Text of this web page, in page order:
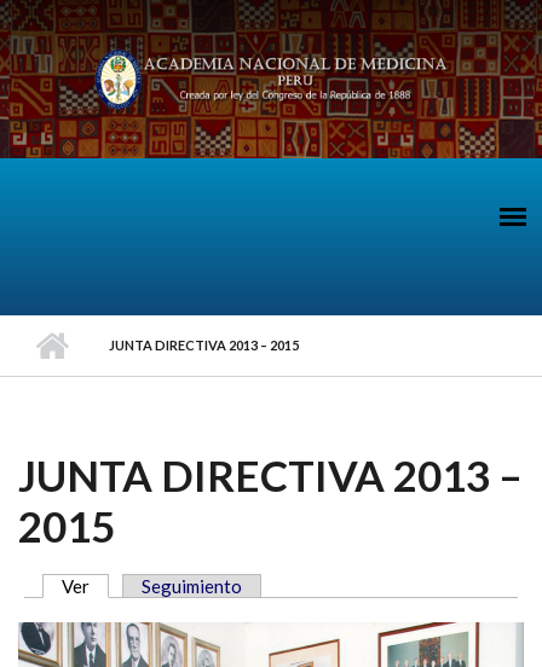
Pasar al contenido principal
JUNTA DIRECTIVA 2013 – 2015
JUNTA DIRECTIVA 2013 –
2015
SOLAPAS PRINCIPALES
Ver (solapa activa)
Seguimiento